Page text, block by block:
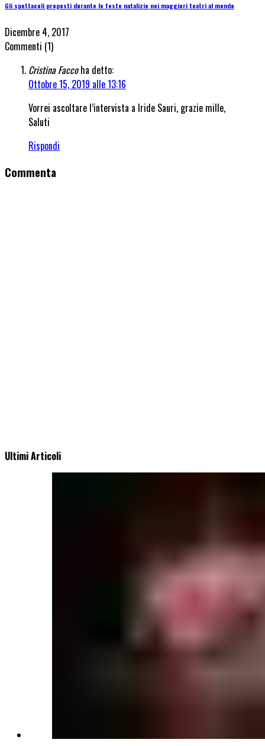
Gli spettacoli proposti durante le feste natalizie nei maggiori teatri al mondo
Dicembre 4, 2017
Commenti (1)
Cristina Facco ha detto:
Ottobre 15, 2019 alle 13:16
Vorrei ascoltare l’intervista a Iride Sauri, grazie mille,
Saluti
Rispondi
Commenta
Ultimi Articoli